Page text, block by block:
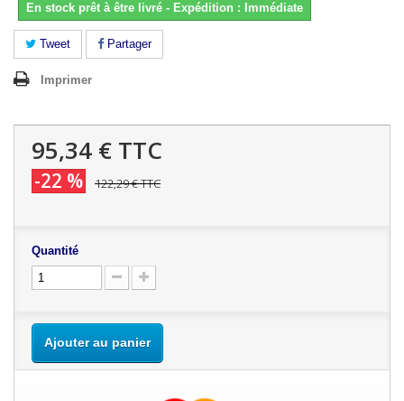
En stock prêt à être livré - Expédition : Immédiate
Tweet Partager
Imprimer
95,34 € TTC
-22 % 122,29 €TTC
Quantité
Ajouter au panier